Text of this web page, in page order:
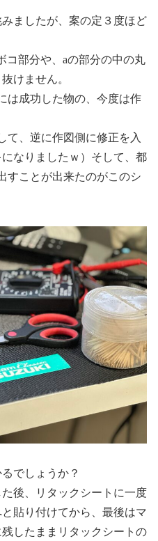
ましたが、案の定３度ほど
コ部分や、aの部分の中の丸
けません。
は成功した物の、今度は作
て、逆に作図側に修正を入
なりましたｗ）そして、都
すことが出来たのがこのシ
でしょうか？
後、リタックシートに一度
貼り付けてから、最後はマ
したままリタックシートの